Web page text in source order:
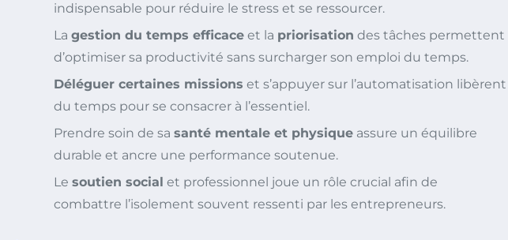
indispensable pour réduire le stress et se ressourcer.
La gestion du temps efficace et la priorisation des tâches permettent
d’optimiser sa productivité sans surcharger son emploi du temps.
Déléguer certaines missions et s’appuyer sur l’automatisation libèrent
du temps pour se consacrer à l’essentiel.
Prendre soin de sa santé mentale et physique assure un équilibre
durable et ancre une performance soutenue.
Le soutien social et professionnel joue un rôle crucial afin de
combattre l’isolement souvent ressenti par les entrepreneurs.